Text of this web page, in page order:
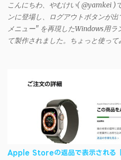
すれば完了 一度この手順を施せば
もOKだ。これでWi-Fiを使った同期
接続による同期については、アプリ
おり、現時点で使えないようだ。
iSyncrを活用することで、Android
ートフォンに移行したい場合に役
こんにちわ、やむけい( @yamkei )
ンに登場し、ログアウトボタンが
メニュー" を再現したWindows用ラ
て製作されました。ちょっと使っ
す・・・。カッコイイ！！ 開発ペ
SAO Utilities Project –
1. 開発ページ のDownloadsの項目
をダウンロードする。 Windows（
Win8）に対応です。 （ ◆自分のパ
ト版かを確認したい ） 2.ダウンロ
Apple Storeの返品で表示される